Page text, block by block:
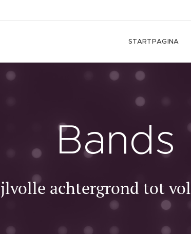
STARTPAGINA
Bands
achtergrond tot